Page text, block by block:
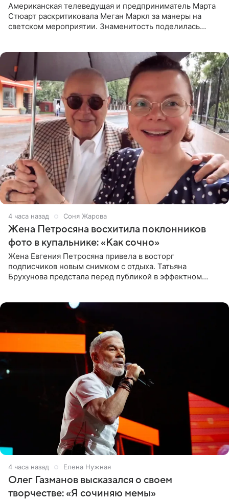
Американская телеведущая и предприниматель Марта
Стюарт раскритиковала Меган Маркл за манеры на
светском мероприятии. Знаменитость поделилась
4 часа назад Соня Жарова
Жена Петросяна восхитила поклонников
фото в купальнике: «Как сочно»
Жена Евгения Петросяна привела в восторг
подписчиков новым снимком с отдыха. Татьяна
Брухунова предстала перед публикой в эффектном
4 часа назад Елена Нужная
Олег Газманов высказался о своем
творчестве: «Я сочиняю мемы»